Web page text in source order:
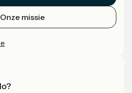
Onze missie